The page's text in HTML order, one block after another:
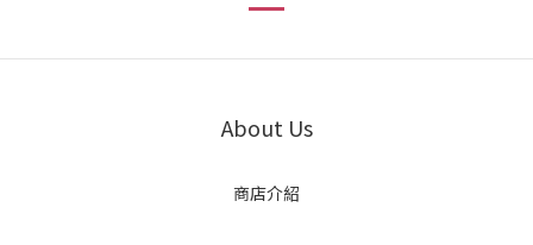
About Us
商店介紹